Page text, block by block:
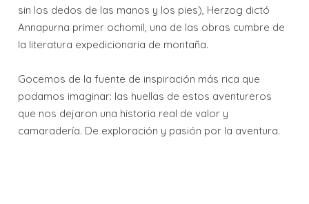
sin los dedos de las manos y los pies), Herzog dictó
Annapurna primer ochomil, una de las obras cumbre de
la literatura expedicionaria de montaña.
Gocemos de la fuente de inspiración más rica que
podamos imaginar: las huellas de estos aventureros
que nos dejaron una historia real de valor y
camaradería. De exploración y pasión por la aventura.